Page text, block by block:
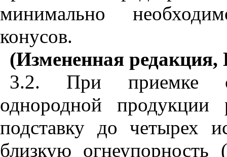
минимально
конусов.
(Измененная
3.2. При приемке
однородной продукции
подставку до четырех
близкую